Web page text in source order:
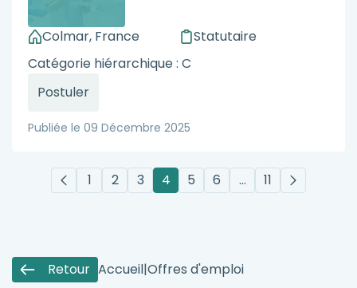
Colmar, France
Statutaire
Catégorie hiérarchique : C
Postuler
Publiée le 09 Décembre 2025
1 2 3 4 5 6 … 11
Retour Accueil|Offres d'emploi